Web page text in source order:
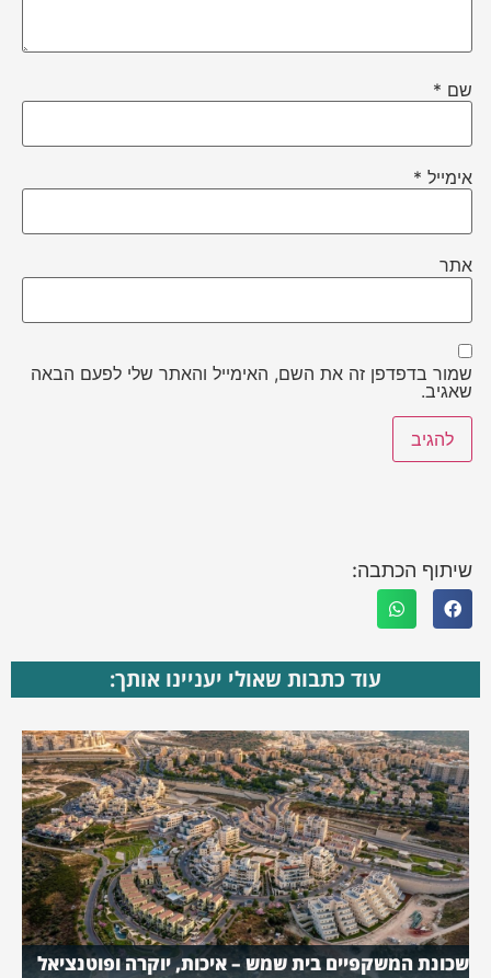
שם *
אימייל *
אתר
שמור בדפדפן זה את השם, האימייל והאתר שלי לפעם הבאה
שאגיב.
שיתוף הכתבה:
עוד כתבות שאולי יעניינו אותך:
שכונת המשקפיים בית שמש – איכות, יוקרה ופוטנציאל